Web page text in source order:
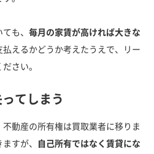
も、 毎月の家賃が高ければ大きな
えるかどうか考えたうえで、リー
さい。
てしまう
動産の所有権は買取業者に移りま
すが、
自己所有ではなく賃貸にな